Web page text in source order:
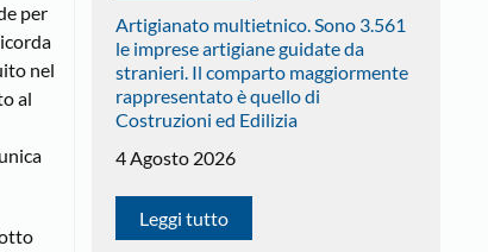
per
nel
al
Artigianato multietnico. Sono 3.561
le imprese artigiane guidate da
stranieri. Il comparto maggiormente
rappresentato è quello di
Costruzioni ed Edilizia
4 Agosto 2026
Leggi tutto